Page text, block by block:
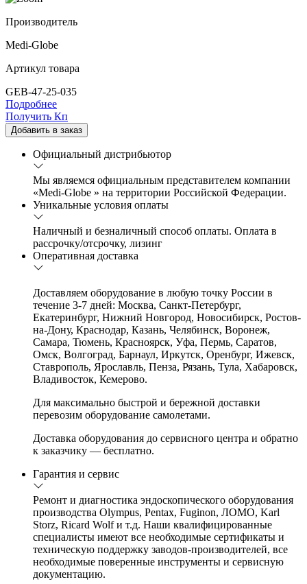
Производитель
Medi-Globe
Артикул товара
GEB-47-25-035
Подробнее
Получить Кп
Добавить в заказ
Официальный дистрибьютор
Мы являемся официальным представителем компании
«Medi-Globe » на территории Российской Федерации.
Уникальные условия оплаты
Наличный и безналичный способ оплаты. Оплата в
рассрочку/отсрочку, лизинг
Оперативная доставка
Доставляем оборудование в любую точку России в
течение 3-7 дней: Москва, Санкт-Петербург,
Екатеринбург, Нижний Новгород, Новосибирск, Ростов-
на-Дону, Краснодар, Казань, Челябинск, Воронеж,
Самара, Тюмень, Красноярск, Уфа, Пермь, Саратов,
Омск, Волгоград, Барнаул, Иркутск, Оренбург, Ижевск,
Ставрополь, Ярославль, Пенза, Рязань, Тула, Хабаровск,
Владивосток, Кемерово.
Для максимально быстрой и бережной доставки
перевозим оборудование самолетами.
Доставка оборудования до сервисного центра и обратно
к заказчику — бесплатно.
Гарантия и сервис
Ремонт и диагностика эндоскопического оборудования
производства Olympus, Pentax, Fuginon, ЛОМО, Karl
Storz, Ricard Wolf и т.д. Наши квалифицированные
специалисты имеют все необходимые сертификаты и
техническую поддержку заводов-производителей, все
необходимые поверенные инструменты и сервисную
документацию.